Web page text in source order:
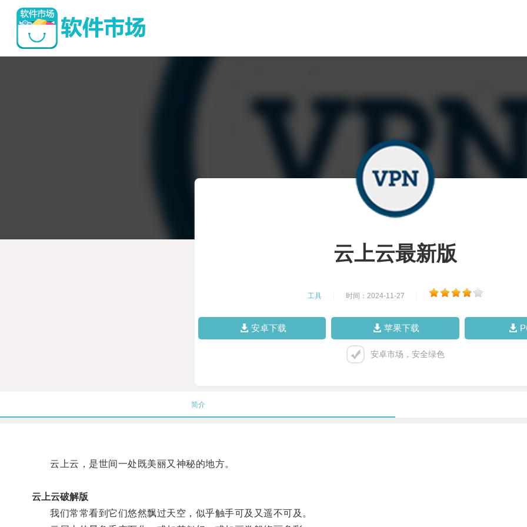
云上云最新版
工具 时间：2024-11-27
安卓下载 苹果下载
安卓市场，安全绿色
简介
云上云，是世间一处既美丽又神秘的地方。
云上云破解版
我们常常看到它们悠然飘过天空，似乎触手可及又遥不可及。